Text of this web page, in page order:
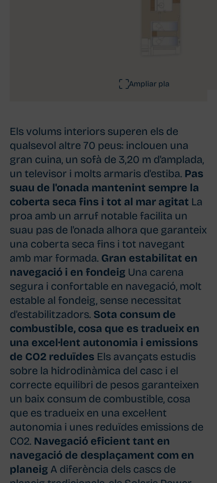
Ampliar pla
Els volums interiors superen els de
qualsevol altre 70 peus: inclouen una
gran cuina, un sofà de 3,20 m d'amplada,
un televisor i molts armaris d'estiba. Pas
suau de l'onada mantenint sempre la
coberta seca fins i tot al mar agitat La
proa amb un arruf notable facilita un
suau pas de l'onada alhora que garanteix
una coberta seca fins i tot navegant
amb mar formada. Gran estabilitat en
navegació i en fondeig Una carena
segura i confortable en navegació, molt
estable al fondeig, sense necessitat
d'estabilitzadors. Sota consum de
combustible, cosa que es tradueix en
una excel·lent autonomia i emissions
de CO2 reduïdes Els avançats estudis
sobre la hidrodinàmica del casc i el
correcte equilibri de pesos garanteixen
un baix consum de combustible, cosa
que es tradueix en una excel·lent
autonomia i unes reduïdes emissions de
CO2. Navegació eficient tant en
navegació de desplaçament com en
planeig A diferència dels cascs de